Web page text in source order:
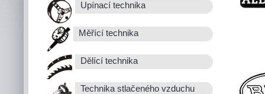
Upínací technika
Měřící technika
Dělící technika
Technika stlačeného vzduchu